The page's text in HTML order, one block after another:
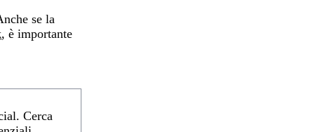
se la
, è importante
Cerca